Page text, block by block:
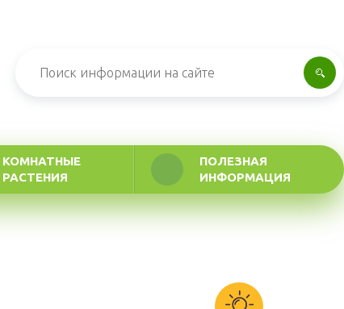
КОМНАТНЫЕ
РАСТЕНИЯ
ПОЛЕЗНАЯ
ИНФОРМАЦИЯ